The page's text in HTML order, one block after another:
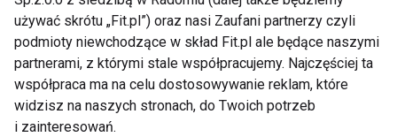
ćwiczą idelany martwy ciąg czy też poprawną
technikę przysiadów. Maszyny z zakładanym
obciążeniem talerzowym, czyli „plate loaded", które
pozwalają trenować efektywnie zarówno
początkującym jak i najbardziej zaawansowanym
używać skrótu „Fit.pl”) oraz nasi Zaufani partnerzy czyli
podmioty niewchodzące w skład Fit.pl ale będące naszymi
partnerami, z którymi stale współpracujemy. Najczęściej ta
współpraca ma na celu dostosowywanie reklam, które
widzisz na naszych stronach, do Twoich potrzeb
i zainteresowań.